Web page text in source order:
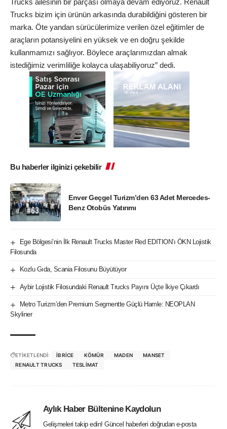
Trucks ailesinin bir parçası olmaya devam ediyoruz. Renault
Trucks bizim için ürünün arkasında durabildiğini gösteren bir
marka. Öte yandan sürücülerimize verilen özel eğitimler de
araçların potansiyelini en yüksek ve en doğru şekilde
kullanmamızı sağlıyor. Böylece araçlarımızdan almak
istediğimiz verimliliğe kolayca ulaşabiliyoruz” dedi.
Bu haberler ilginizi çekebilir
Enver Geçgel Turizm’den 63 Adet Mercedes-
Benz Otobüs Yatırımı
Ege Bölgesi’nin İlk Renault Trucks Master Red EDITION’ı ÖKN Lojistik
Filosunda
Kozlu Gıda, Scania Filosunu Büyütüyor
Aybir Lojistik Filosundaki Renault Trucks Payını Üçte İkiye Çıkardı
Metro Turizm’den Premium Segmentte Güçlü Hamle: NEOPLAN
Skyliner
ETİKETLENDİ: IBRICE KÖMÜR MADEN
MANSET
RENAULT TRUCKS
TESLIMAT
Aylık Haber Bültenine Kaydolun
Gelişmeleri takip edin! Güncel haberleri doğrudan e-posta